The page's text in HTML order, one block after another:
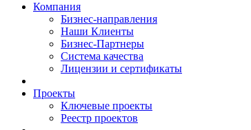
Компания
Бизнес-направления
Наши Клиенты
Бизнес-Партнеры
Система качества
Лицензии и сертификаты
Проекты
Ключевые проекты
Реестр проектов